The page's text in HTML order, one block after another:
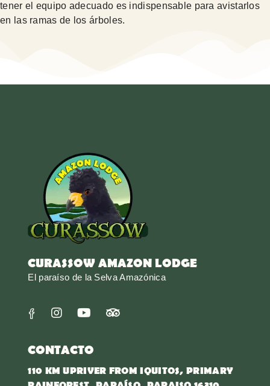
tener el equipo adecuado es indispensable para avistarlos
en las ramas de los árboles.
CURASSOW AMAZON LODGE
El paraíso de la Selva Amazónica
CONTACTO
110 KM UPRIVER FROM IQUITOS, PRIMARY